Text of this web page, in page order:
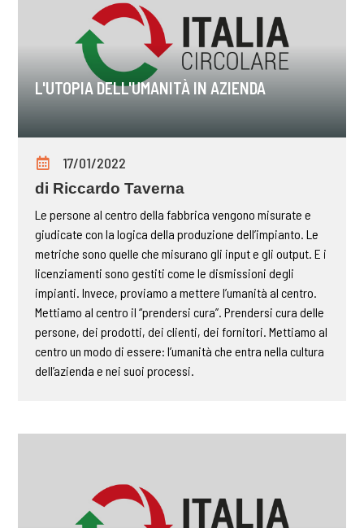
L'UTOPIA DELL'UMANITÀ IN AZIENDA
17/01/2022
di Riccardo Taverna
Le persone al centro della fabbrica vengono misurate e
giudicate con la logica della produzione dell’impianto. Le
metriche sono quelle che misurano gli input e gli output. E i
licenziamenti sono gestiti come le dismissioni degli
impianti. Invece, proviamo a mettere l’umanità al centro.
Mettiamo al centro il “prendersi cura”. Prendersi cura delle
persone, dei prodotti, dei clienti, dei fornitori. Mettiamo al
centro un modo di essere: l’umanità che entra nella cultura
dell’azienda e nei suoi processi.